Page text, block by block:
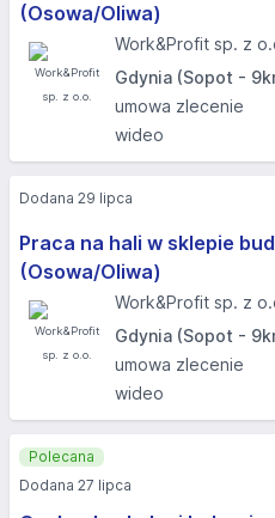
(Osowa/Oliwa)
Work&Profit sp. z
Gdynia (Sopot -
umowa zlecenie
wideo
Praca na hali w sklepie
(Osowa/Oliwa)
Work&Profit sp. z
Gdynia (Sopot -
umowa zlecenie
wideo
Dodana 29 lipca
Polecana
Dodana 27 lipca